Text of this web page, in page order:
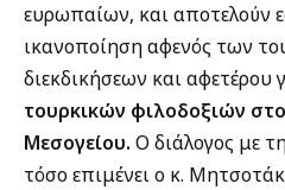
ευρωπαίων, και αποτελούν
ικανοποίηση αφενός των
διεκδικήσεων και αφετέρου
τουρκικών φιλοδοξιών
Μεσογείου. Ο διάλογος με
τόσο επιμένει ο κ.